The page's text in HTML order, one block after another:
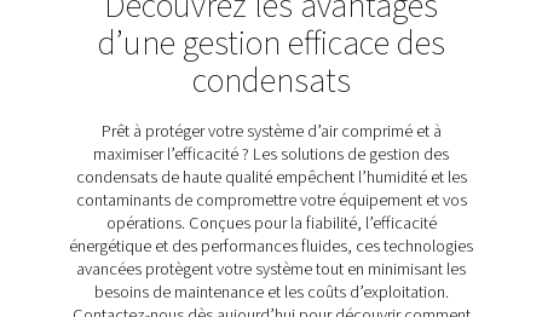
fonctionnement du système. Les purgeurs à flotteur
CDF de Pneumatech vont plus loin en termes de
une conception qui élimine les pertes d'air pendant la
qui est dotée d'un capteur à flotteur précis pour
performances constantes. Grâce à leur
aluminium durable et à leur ventilation intégrée pour
les fuites d'air, les purgeurs CDF constituent une
pour l'optimisation des systèmes à air comprimé dans
applications.